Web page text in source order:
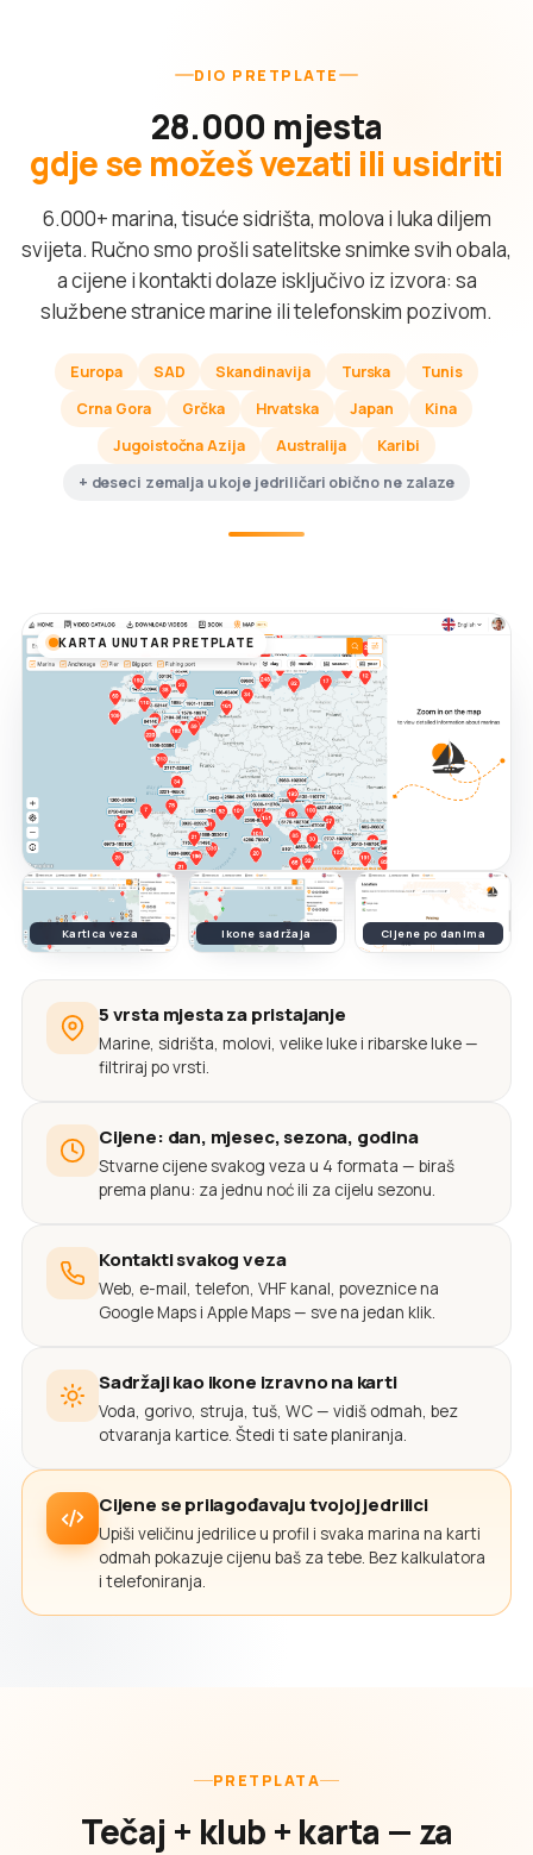
DIO PRETPLATE
28.000 mjesta
gdje se možeš vezati ili usidriti
6.000+ marina, tisuće sidrišta, molova i luka diljem
svijeta. Ručno smo prošli satelitske snimke svih obala,
a cijene i kontakti dolaze isključivo iz izvora: sa
službene stranice marine ili telefonskim pozivom.
Europa SAD Skandinavija Turska
Tunis
Crna Gora
Grčka Hrvatska Japan
Kina
Jugoistočna Azija
Australija
Karibi
+ deseci zemalja u koje jedriličari obično ne zalaze
KARTA UNUTAR PRETPLATE
Kartica veza Ikone sadržaja Cijene po danima
5 vrsta mjesta za pristajanje
Marine, sidrišta, molovi, velike luke i ribarske luke —
filtriraj po vrsti.
Cijene: dan, mjesec, sezona, godina
Stvarne cijene svakog veza u 4 formata — biraš
prema planu: za jednu noć ili za cijelu sezonu.
Kontakti svakog veza
Web, e-mail, telefon, VHF kanal, poveznice na
Google Maps i Apple Maps — sve na jedan klik.
Sadržaji kao ikone izravno na karti
Voda, gorivo, struja, tuš, WC — vidiš odmah, bez
otvaranja kartice. Štedi ti sate planiranja.
Cijene se prilagođavaju tvojoj jedrilici
Upiši veličinu jedrilice u profil i svaka marina na karti
odmah pokazuje cijenu baš za tebe. Bez kalkulatora
i telefoniranja.
PRETPLATA
Tečaj + klub + karta — za